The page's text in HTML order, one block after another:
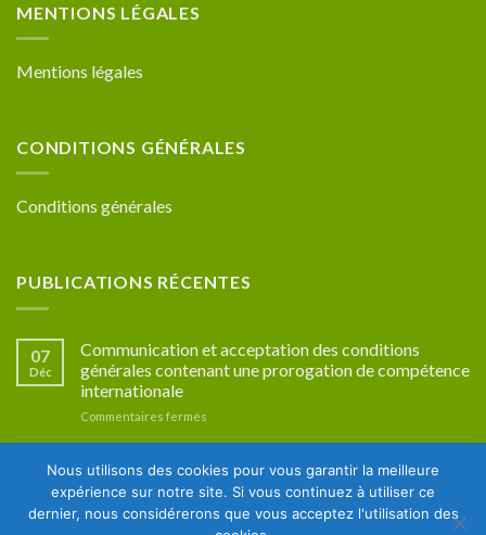
MENTIONS LÉGALES
Mentions légales
CONDITIONS GÉNÉRALES
Conditions générales
PUBLICATIONS RÉCENTES
07
Déc
Communication et acceptation des conditions
générales contenant une prorogation de compétence
internationale
Commentaires fermés
acceptation
des
conditions
générales
10
international
Commentaires fermés
Compétence
Nous utilisons des cookies pour vous garantir la meilleure
expérience sur notre site. Si vous continuez à utiliser ce
dernier, nous considérerons que vous acceptez l'utilisation des